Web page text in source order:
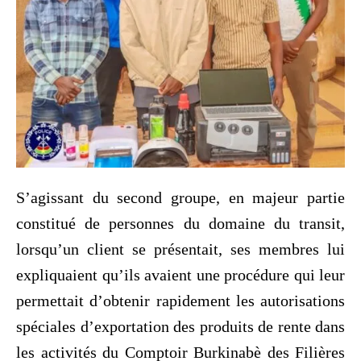
S’agissant du second groupe, en majeur partie
constitué de personnes du domaine du transit,
lorsqu’un client se présentait, ses membres lui
expliquaient qu’ils avaient une procédure qui leur
permettait d’obtenir rapidement les autorisations
spéciales d’exportation des produits de rente dans
les activités du Comptoir Burkinabè des Filières